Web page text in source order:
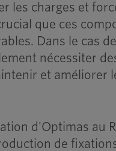
les charges et
que ces
Dans le cas
nécessiter
et améliorer
d'Optimas au
de